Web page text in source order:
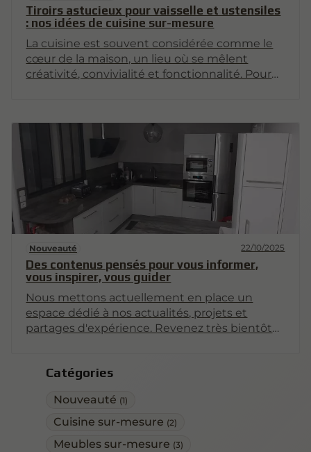
Catégories
Nouveauté (1)
Cuisine sur-mesure (2)
Meubles sur-mesure (3)
Tiroirs astucieux pour vaisselle et ustensiles
: nos idées de cuisine sur-mesure
La cuisine est souvent considérée comme le
cœur de la maison, un lieu où se mêlent
créativité, convivialité et fonctionnalité. Pour
organisation. Dans cet article, nous vous
proposons des idées de tiroirs sur mesure qui
transformeront votre cuisine en un espace à la
fois esthétique et pratique.
Nouveauté 22/10/2025
Des contenus pensés pour vous informer,
vous inspirer, vous guider
Nous mettons actuellement en place un
espace dédié à nos actualités, projets et
partages d'expérience. Revenez très bientôt